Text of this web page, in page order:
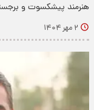
هنرمند پیشکسوت و
۲ مهر ۱۴۰۴